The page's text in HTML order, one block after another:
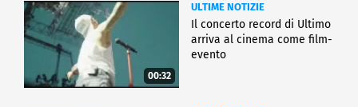
00:32
ULTIME NOTIZIE
Il concerto record di Ultimo
arriva al cinema come film-
evento